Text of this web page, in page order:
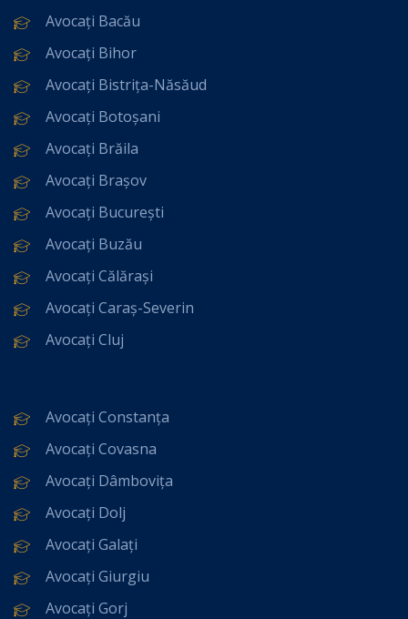
Avocați Bacău
Avocați Bihor
Avocați Bistrița-Năsăud
Avocați Botoșani
Avocați Brăila
Avocați Brașov
Avocați București
Avocați Buzău
Avocați Călărași
Avocați Caraș-Severin
Avocați Cluj
Avocați Constanța
Avocați Covasna
Avocați Dâmbovița
Avocați Dolj
Avocați Galați
Avocați Giurgiu
Avocați Gorj